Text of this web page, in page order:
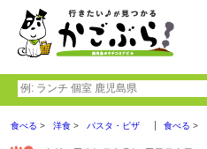
食べる 洋食 パスタ・ピザ 食べる